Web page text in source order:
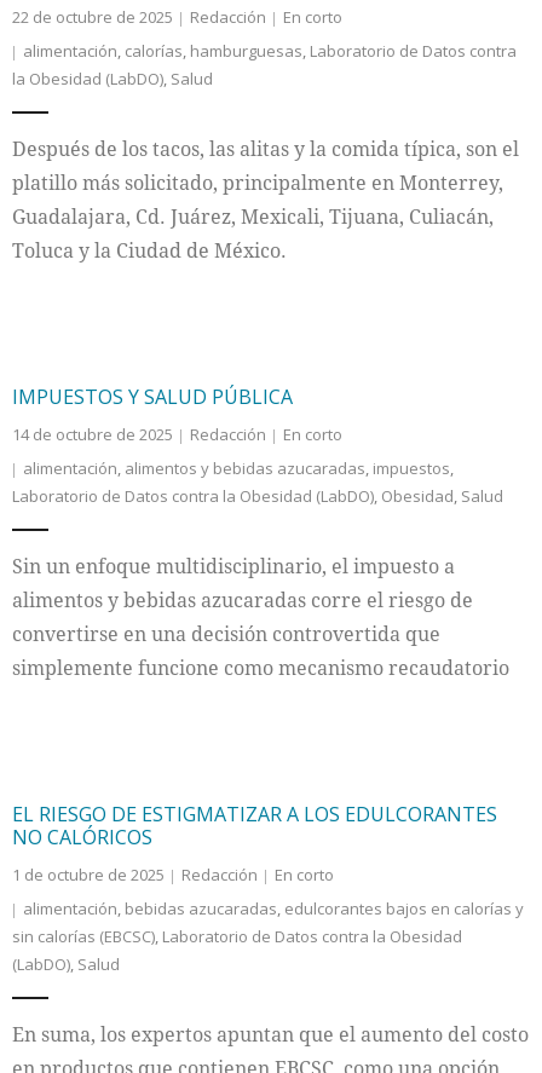
22 de octubre de 2025 Redacción
En corto
alimentación, calorías, hamburguesas, Laboratorio de Datos contra
la Obesidad (LabDO), Salud
Después de los tacos, las alitas y la comida típica, son el
platillo más solicitado, principalmente en Monterrey,
Guadalajara, Cd. Juárez, Mexicali, Tijuana, Culiacán,
Toluca y la Ciudad de México.
IMPUESTOS Y SALUD PÚBLICA
14 de octubre de 2025 Redacción
En corto
alimentación, alimentos y bebidas azucaradas, impuestos,
Laboratorio de Datos contra la Obesidad (LabDO), Obesidad, Salud
Sin un enfoque multidisciplinario, el impuesto a
alimentos y bebidas azucaradas corre el riesgo de
convertirse en una decisión controvertida que
simplemente funcione como mecanismo recaudatorio
EL RIESGO DE ESTIGMATIZAR A LOS EDULCORANTES
NO CALÓRICOS
1 de octubre de 2025 Redacción
En corto
alimentación, bebidas azucaradas, edulcorantes bajos en calorías y
sin calorías (EBCSC), Laboratorio de Datos contra la Obesidad
(LabDO), Salud
En suma, los expertos apuntan que el aumento del costo